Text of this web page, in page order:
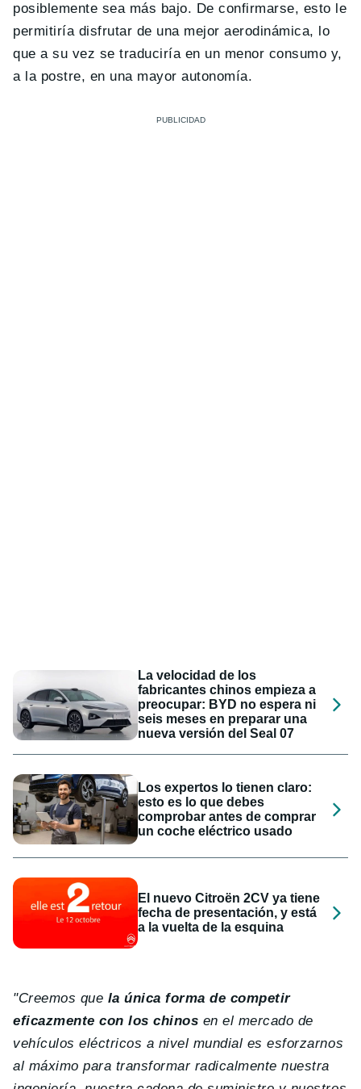
posiblemente sea más bajo. De confirmarse, esto le
permitiría disfrutar de una mejor aerodinámica, lo
que a su vez se traduciría en un menor consumo y,
a la postre, en una mayor autonomía.
La velocidad de los
fabricantes chinos empieza a
preocupar: BYD no espera ni
seis meses en preparar una
nueva versión del Seal 07
Los expertos lo tienen claro:
esto es lo que debes
comprobar antes de comprar
un coche eléctrico usado
El nuevo Citroën 2CV ya tiene
fecha de presentación, y está
a la vuelta de la esquina
"Creemos que la única forma de competir
eficazmente con los chinos en el mercado de
vehículos eléctricos a nivel mundial es esforzarnos
al máximo para transformar radicalmente nuestra